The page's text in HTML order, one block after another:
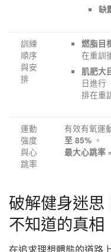
缺
訓練
順序
與安
排
燃脂目
在重訓
肌肥大
日進行
排在重
運動
強度
與心
跳率
有效有氧運
至 85% 。
最大心跳率
破解健身迷思
不知道的真相